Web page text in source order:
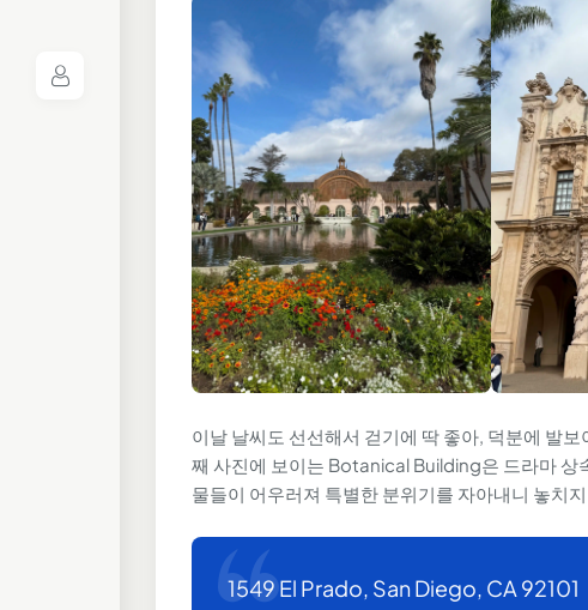
이날 날씨도 선선해서 걷기에 딱 좋아, 덕분에 발
째 사진에 보이는 Botanical Building은 드라마 상
물들이 어우러져 특별한 분위기를 자아내니 놓치
1549 El Prado, San Diego, CA 92101